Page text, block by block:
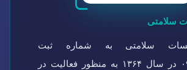
سلامتی
سلامتی به شماره ثبت
۰-۴۵۱۹۲۱-۰۹۴ در سال ۱۳۶۴ به منظور فعالیت در